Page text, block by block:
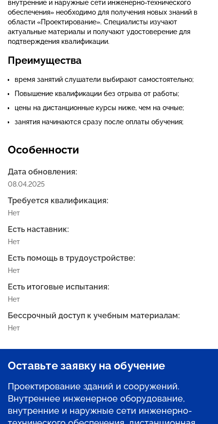
внутренние и наружные сети инженерно-технического
обеспечения» необходимо для получения новых знаний в
области «Проектирование». Специалисты изучают
актуальные материалы и получают удостоверение для
подтверждения квалификации.
Преимущества
время занятий слушатели выбирают самостоятельно;
Повышение квалификации без отрыва от работы;
цены на дистанционные курсы ниже, чем на очные;
занятия начинаются сразу после оплаты обучения;
Особенности
Дата обновления:
08.04.2025
Требуется квалификация:
Нет
Есть наставник:
Нет
Есть помощь в трудоустройстве:
Нет
Есть итоговые испытания:
Нет
Бессрочный доступ к учебным материалам:
Нет
Оставьте заявку на обучение
Проектирование зданий и сооружений.
Внутреннее инженерное оборудование,
внутренние и наружные сети инженерно-